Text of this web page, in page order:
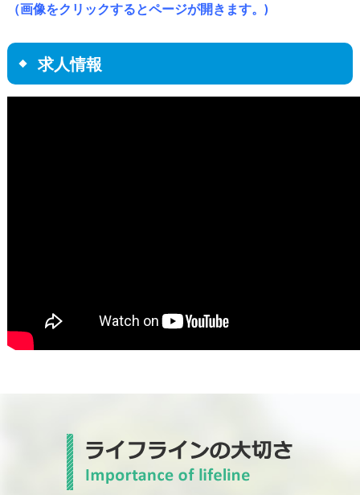
（画像をクリックするとページが開きます。)
求人情報